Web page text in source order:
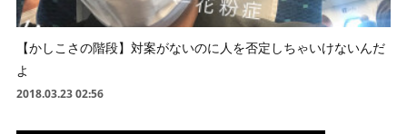
【かしこさの階段】対案がないのに人を否定しちゃいけないんだ
よ
2018.03.23 02:56